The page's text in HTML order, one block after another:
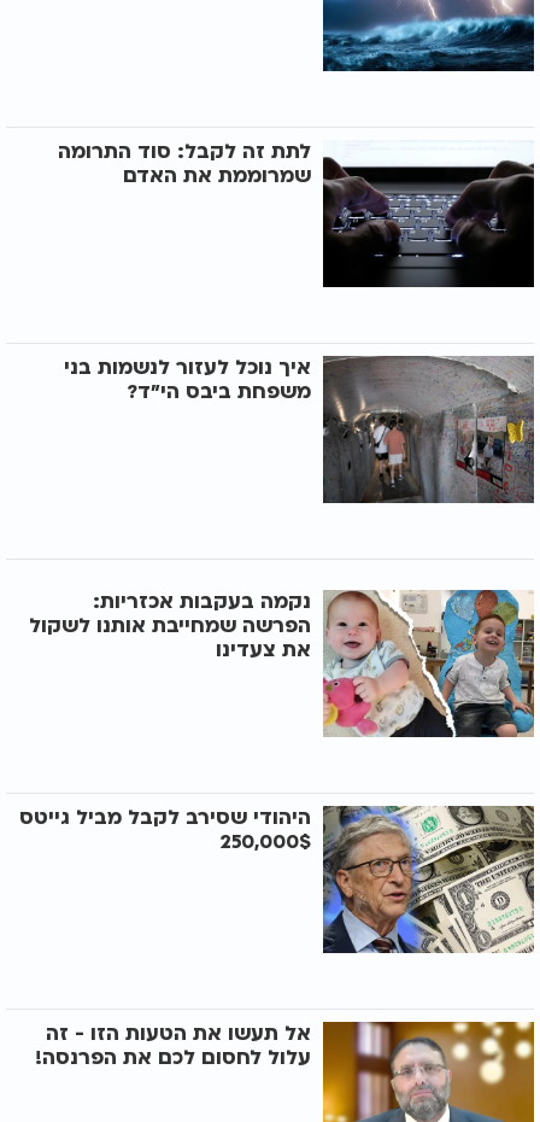
לתת זה לקבל: סוד התרומה
שמרוממת את האדם
איך נוכל לעזור לנשמות בני
משפחת ביבס הי"ד?
נקמה בעקבות אכזריות:
הפרשה שמחייבת אותנו לשקול
את צעדינו
היהודי שסירב לקבל מביל גייטס
250,000$
אל תעשו את הטעות הזו - זה
עלול לחסום לכם את הפרנסה!